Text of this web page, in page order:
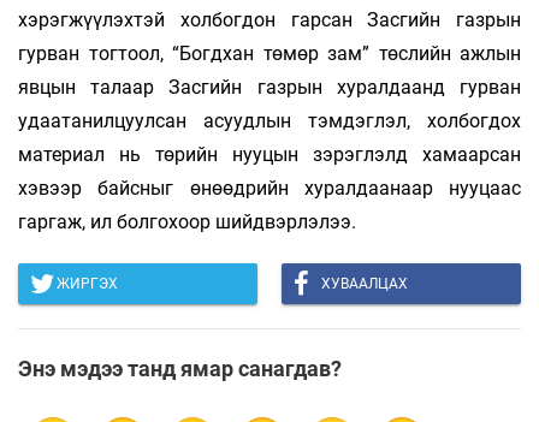
хэрэгжүүлэхтэй холбогдон гарсан Засгийн газрын
гурван тогтоол, “Богдхан төмөр зам” төслийн ажлын
явцын талаар Засгийн газрын хуралдаанд гурван
удаатанилцуулсан асуудлын тэмдэглэл, холбогдох
материал нь төрийн нууцын зэрэглэлд хамаарсан
хэвээр байсныг өнөөдрийн хуралдаанаар нууцаас
гаргаж, ил болгохоор шийдвэрлэлээ.
ЖИРГЭХ ХУВААЛЦАХ
Энэ мэдээ танд ямар санагдав?